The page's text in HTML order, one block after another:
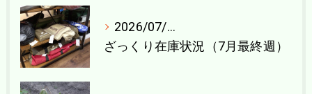
2026/07/27
ざっくり在庫状況（7月最終週）